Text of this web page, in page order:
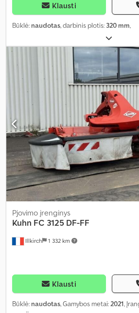
Klausti
Būklė: naudotas, darbinis plotis: 320 mm,
Illkirch 1 332 km
Pjovimo įrenginys
Kuhn FC 3125 DF-FF
Klausti
Būklė: naudotas, Gamybos metai: 2021,